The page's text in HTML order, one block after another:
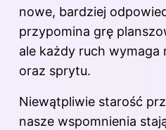
nowe, bardziej
przypomina grę
ale każdy ruch wymaga
oraz sprytu.
Niewątpliwie starość
nasze wspomnienia